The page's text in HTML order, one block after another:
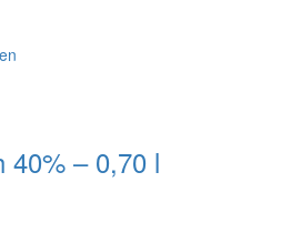
40% – 0,70 l